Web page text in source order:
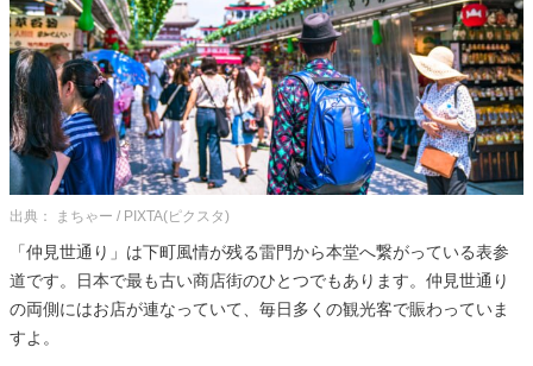
出典： まちゃー / PIXTA(ピクスタ)
「仲見世通り」は下町風情が残る雷門から本堂へ繋がっている表参
道です。日本で最も古い商店街のひとつでもあります。仲見世通り
の両側にはお店が連なっていて、毎日多くの観光客で賑わっていま
すよ。